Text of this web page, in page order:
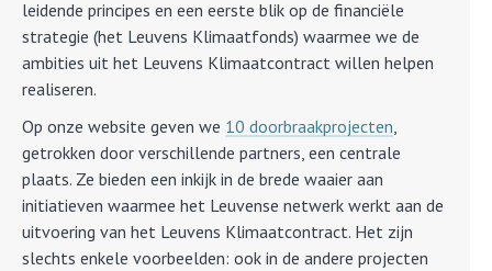
leidende principes en een eerste blik op de financiële
strategie (het Leuvens Klimaatfonds) waarmee we de
ambities uit het Leuvens Klimaatcontract willen helpen
realiseren.
Op onze website geven we 10 doorbraakprojecten,
getrokken door verschillende partners, een centrale
plaats. Ze bieden een inkijk in de brede waaier aan
initiatieven waarmee het Leuvense netwerk werkt aan de
uitvoering van het Leuvens Klimaatcontract. Het zijn
slechts enkele voorbeelden: ook in de andere projecten